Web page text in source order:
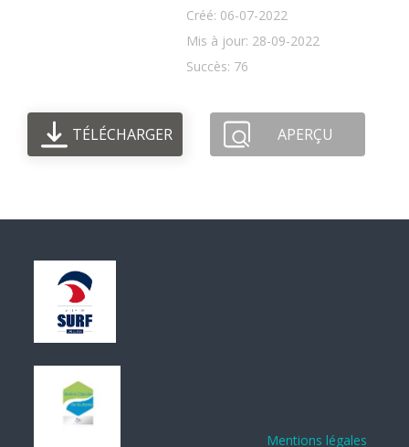
Créé: 06-07-2022
Mis à jour: 28-09-2022
Succès: 76
TÉLÉCHARGER APERÇU
Mentions légales